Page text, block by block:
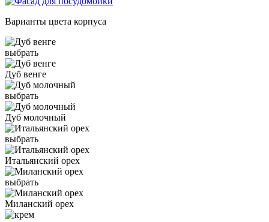
Варианты цвета корпуса
выбрать
Дуб венге
выбрать
Дуб молочный
выбрать
Итальянский орех
выбрать
Миланский орех